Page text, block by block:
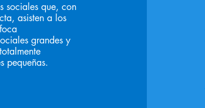
sociales que, con
asisten a los
grandes y
pequeñas.